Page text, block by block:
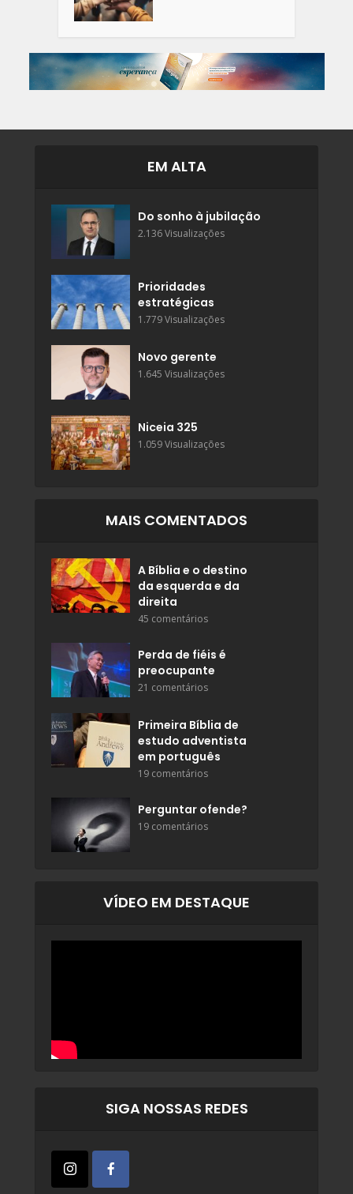
EM ALTA
Do sonho à jubilação
2.136 Visualizações
Prioridades
estratégicas
1.779 Visualizações
Novo gerente
1.645 Visualizações
Niceia 325
1.059 Visualizações
MAIS COMENTADOS
A Bíblia e o destino
da esquerda e da
direita
45 comentários
Perda de fiéis é
preocupante
21 comentários
Primeira Bíblia de
estudo adventista
em português
19 comentários
Perguntar ofende?
19 comentários
VÍDEO EM DESTAQUE
SIGA NOSSAS REDES